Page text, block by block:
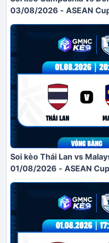
03/08/2026 - ASEAN
Soi kèo Thái Lan vs
01/08/2026 - ASEAN Cup